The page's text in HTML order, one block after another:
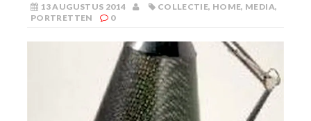
13 AUGUSTUS 2014 COLLECTIE, HOME, MEDIA,
PORTRETTEN
0